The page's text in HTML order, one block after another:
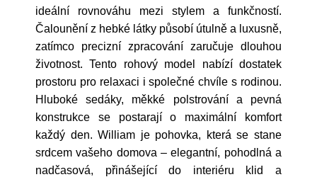
ideální rovnováhu mezi stylem a funkčností.
Čalounění z hebké látky působí útulně a luxusně,
zatímco precizní zpracování zaručuje dlouhou
životnost. Tento rohový model nabízí dostatek
prostoru pro relaxaci i společné chvíle s rodinou.
Hluboké sedáky, měkké polstrování a pevná
konstrukce se postarají o maximální komfort
každý den. William je pohovka, která se stane
srdcem vašeho domova – elegantní, pohodlná a
nadčasová, přinášející do interiéru klid a